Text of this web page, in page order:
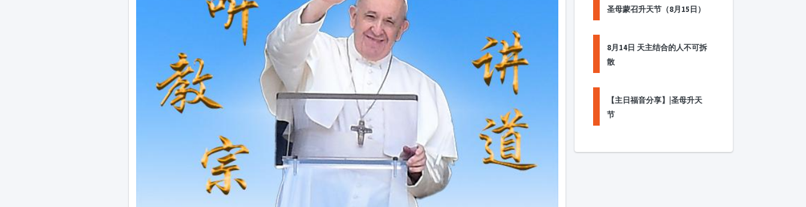
圣母蒙召升天节（8月15日）
8月14日 天主结合的人不可拆
散
【主日福音分享】|圣母升天
节